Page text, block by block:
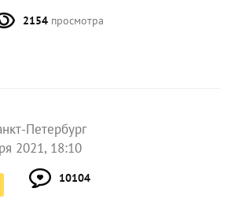
2154 просмотра
Петербург
2021, 18:10
10104